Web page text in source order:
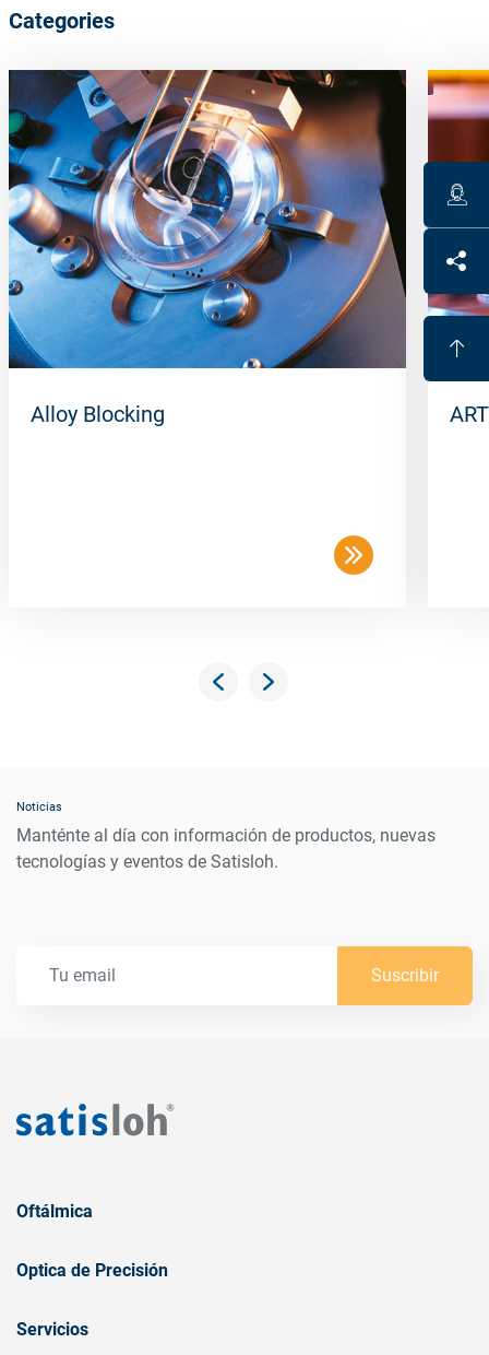
Categories
Alloy Blocking
Noticias
Manténte al día con información de productos, nuevas
tecnologías y eventos de Satisloh.
Suscribir
Oftálmica
Optica de Precisión
Servicios